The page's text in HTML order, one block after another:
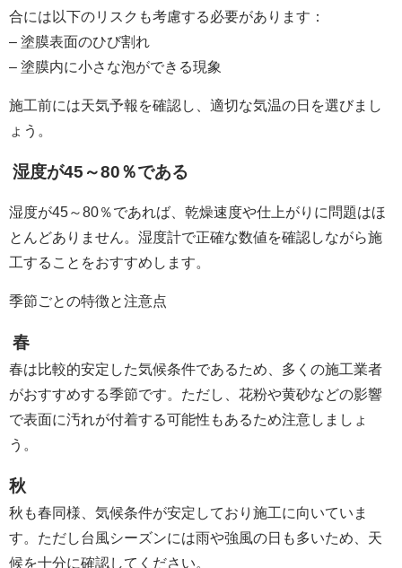
合には以下のリスクも考慮する必要があります：
– 塗膜表面のひび割れ
– 塗膜内に小さな泡ができる現象
施工前には天気予報を確認し、適切な気温の日を選びまし
ょう。
湿度が45～80％である
湿度が45～80％であれば、乾燥速度や仕上がりに問題はほ
とんどありません。湿度計で正確な数値を確認しながら施
工することをおすすめします。
季節ごとの特徴と注意点
春
春は比較的安定した気候条件であるため、多くの施工業者
がおすすめする季節です。ただし、花粉や黄砂などの影響
で表面に汚れが付着する可能性もあるため注意しましょ
う。
秋
秋も春同様、気候条件が安定しており施工に向いていま
す。ただし台風シーズンには雨や強風の日も多いため、天
候を十分に確認してください。